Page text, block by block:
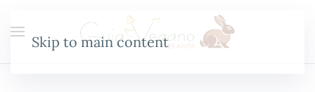
Skip to main content